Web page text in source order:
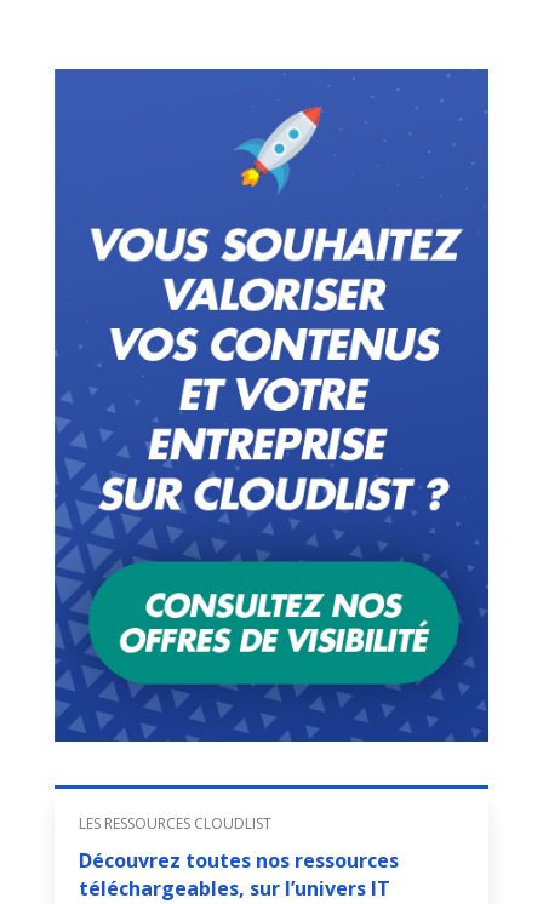
LES RESSOURCES CLOUDLIST
Découvrez toutes nos ressources
téléchargeables, sur l’univers IT